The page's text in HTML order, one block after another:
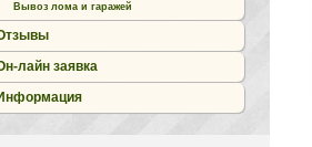
Вывоз лома и гаражей
лайн заявка